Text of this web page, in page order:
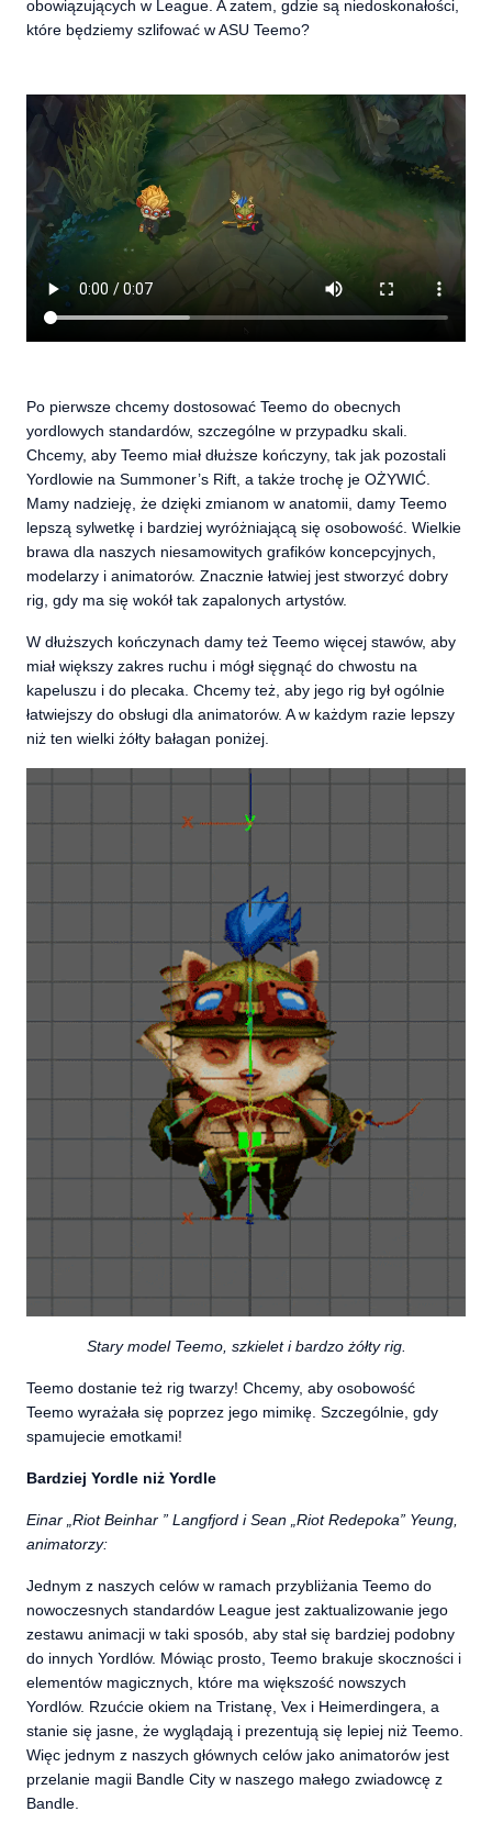
obowiązujących w League. A zatem, gdzie są niedoskonałości,
które będziemy szlifować w ASU Teemo?
Po pierwsze chcemy dostosować Teemo do obecnych
yordlowych standardów, szczególne w przypadku skali.
Chcemy, aby Teemo miał dłuższe kończyny, tak jak pozostali
Yordlowie na Summoner’s Rift, a także trochę je OŻYWIĆ.
Mamy nadzieję, że dzięki zmianom w anatomii, damy Teemo
lepszą sylwetkę i bardziej wyróżniającą się osobowość. Wielkie
brawa dla naszych niesamowitych grafików koncepcyjnych,
modelarzy i animatorów. Znacznie łatwiej jest stworzyć dobry
rig, gdy ma się wokół tak zapalonych artystów.
W dłuższych kończynach damy też Teemo więcej stawów, aby
miał większy zakres ruchu i mógł sięgnąć do chwostu na
kapeluszu i do plecaka. Chcemy też, aby jego rig był ogólnie
łatwiejszy do obsługi dla animatorów. A w każdym razie lepszy
niż ten wielki żółty bałagan poniżej.
Stary model Teemo, szkielet i bardzo żółty rig.
Teemo dostanie też rig twarzy! Chcemy, aby osobowość
Teemo wyrażała się poprzez jego mimikę. Szczególnie, gdy
spamujecie emotkami!
Bardziej Yordle niż Yordle
Einar „Riot Beinhar ” Langfjord i Sean „Riot Redepoka” Yeung,
animatorzy:
Jednym z naszych celów w ramach przybliżania Teemo do
nowoczesnych standardów League jest zaktualizowanie jego
zestawu animacji w taki sposób, aby stał się bardziej podobny
do innych Yordlów. Mówiąc prosto, Teemo brakuje skoczności i
elementów magicznych, które ma większość nowszych
Yordlów. Rzućcie okiem na Tristanę, Vex i Heimerdingera, a
stanie się jasne, że wyglądają i prezentują się lepiej niż Teemo.
Więc jednym z naszych głównych celów jako animatorów jest
przelanie magii Bandle City w naszego małego zwiadowcę z
Bandle.